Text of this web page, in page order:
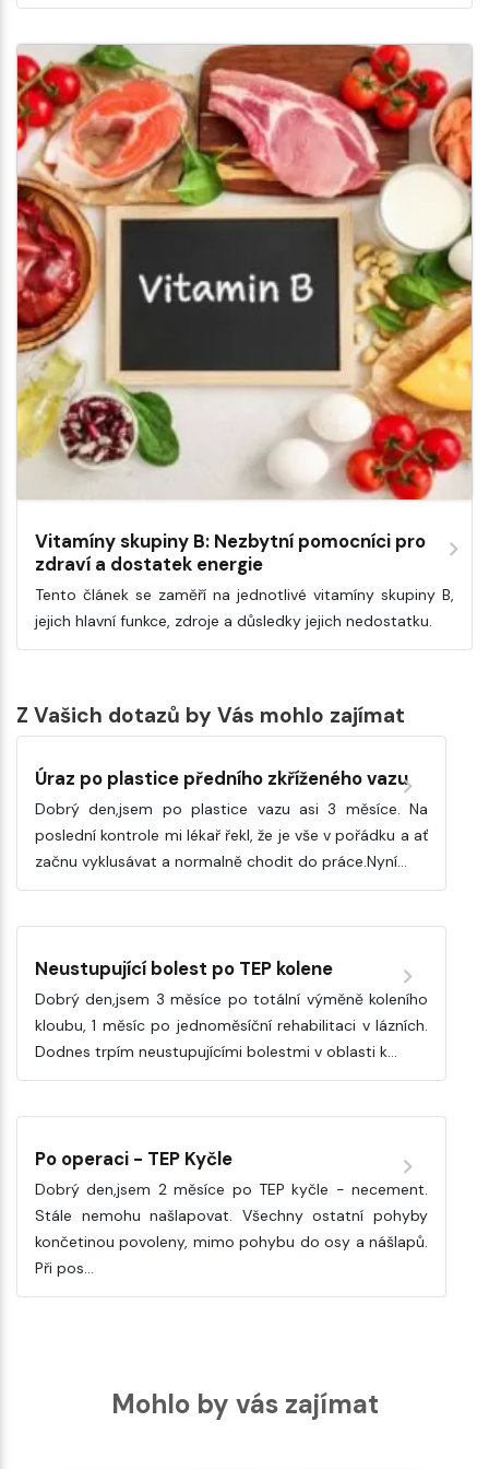
Vitamíny skupiny B: Nezbytní pomocníci pro
zdraví a dostatek energie
Tento článek se zaměří na jednotlivé vitamíny skupiny B,
jejich hlavní funkce, zdroje a důsledky jejich nedostatku.
Z Vašich dotazů by Vás mohlo zajímat
Úraz po plastice předního zkříženého vazu
Dobrý den,jsem po plastice vazu asi 3 měsíce. Na
poslední kontrole mi lékař řekl, že je vše v pořádku a ať
začnu vyklusávat a normalně chodit do práce.Nyní…
Neustupující bolest po TEP kolene
Dobrý den,jsem 3 měsíce po totální výměně koleního
kloubu, 1 měsíc po jednoměsíční rehabilitaci v lázních.
Dodnes trpím neustupujícími bolestmi v oblasti k…
Po operaci - TEP Kyčle
Dobrý den,jsem 2 měsíce po TEP kyčle - necement.
Stále nemohu našlapovat. Všechny ostatní pohyby
končetinou povoleny, mimo pohybu do osy a nášlapů.
Při pos…
Mohlo by vás zajímat